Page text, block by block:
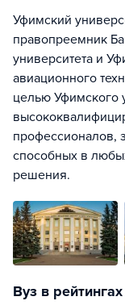
Уфимский
правопреемник
университета и
авиационного
целью Уфимского
профессионалов,
способных в
решения.
Вуз в рейтингах